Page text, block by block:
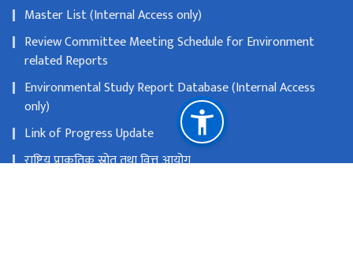
Master List (Internal Access only)
Review Committee Meeting Schedule for Environment
related Reports
Environmental Study Report Database (Internal Access
only)
Link of Progress Update
राष्ट्रिय प्राकृतिक स्रोत तथा वित्त आयोग